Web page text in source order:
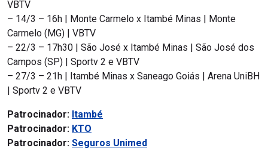
VBTV
– 14/3 – 16h | Monte Carmelo x Itambé Minas | Monte
Carmelo (MG) | VBTV
– 22/3 – 17h30 | São José x Itambé Minas | São José dos
Campos (SP) | Sportv 2 e VBTV
– 27/3 – 21h | Itambé Minas x Saneago Goiás | Arena UniBH
| Sportv 2 e VBTV
Patrocinador: Itambé
Patrocinador: KTO
Patrocinador: Seguros Unimed